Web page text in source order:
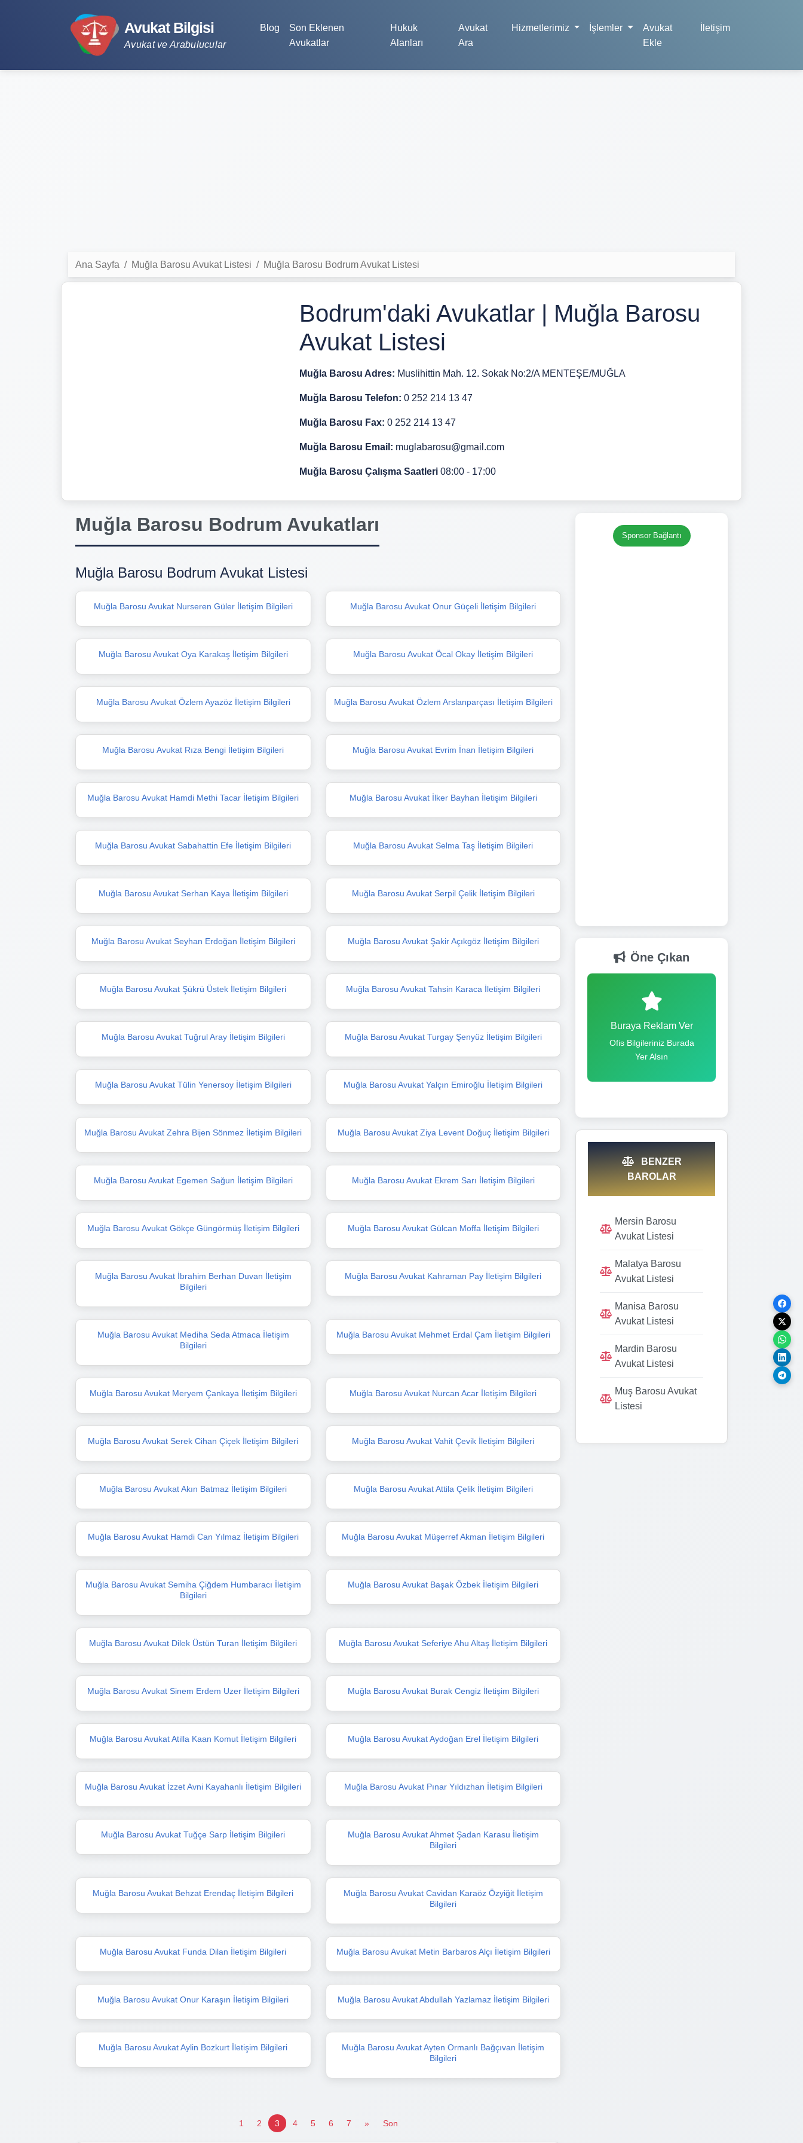
Avukat Bilgisi
Avukat ve Arabulucular
Blog
Son Eklenen
Avukatlar
Hukuk
Alanları
Avukat
Ara
Hizmetlerimiz İşlemler
Avukat
Ekle
İletişim
Ana Sayfa Muğla Barosu Avukat Listesi Muğla Barosu Bodrum Avukat Listesi
Bodrum'daki Avukatlar | Muğla Barosu
Avukat Listesi
Muğla Barosu Adres: Muslihittin Mah. 12. Sokak No:2/A MENTEŞE/MUĞLA
Muğla Barosu Telefon: 0 252 214 13 47
Muğla Barosu Fax: 0 252 214 13 47
Muğla Barosu Email: muglabarosu@gmail.com
Muğla Barosu Çalışma Saatleri 08:00 - 17:00
Muğla Barosu Bodrum Avukatları
Muğla Barosu Bodrum Avukat Listesi
Muğla Barosu Avukat Nurseren Güler İletişim Bilgileri Muğla Barosu Avukat Onur Güçeli İletişim Bilgileri
Muğla Barosu Avukat Oya Karakaş İletişim Bilgileri Muğla Barosu Avukat Öcal Okay İletişim Bilgileri
Muğla Barosu Avukat Özlem Ayazöz İletişim Bilgileri Muğla Barosu Avukat Özlem Arslanparçası İletişim Bilgileri
Muğla Barosu Avukat Rıza Bengi İletişim Bilgileri Muğla Barosu Avukat Evrim İnan İletişim Bilgileri
Muğla Barosu Avukat Hamdi Methi Tacar İletişim Bilgileri Muğla Barosu Avukat İlker Bayhan İletişim Bilgileri
Muğla Barosu Avukat Sabahattin Efe İletişim Bilgileri Muğla Barosu Avukat Selma Taş İletişim Bilgileri
Muğla Barosu Avukat Serhan Kaya İletişim Bilgileri Muğla Barosu Avukat Serpil Çelik İletişim Bilgileri
Muğla Barosu Avukat Seyhan Erdoğan İletişim Bilgileri Muğla Barosu Avukat Şakir Açıkgöz İletişim Bilgileri
Muğla Barosu Avukat Şükrü Üstek İletişim Bilgileri Muğla Barosu Avukat Tahsin Karaca İletişim Bilgileri
Muğla Barosu Avukat Tuğrul Aray İletişim Bilgileri Muğla Barosu Avukat Turgay Şenyüz İletişim Bilgileri
Muğla Barosu Avukat Tülin Yenersoy İletişim Bilgileri Muğla Barosu Avukat Yalçın Emiroğlu İletişim Bilgileri
Muğla Barosu Avukat Zehra Bijen Sönmez İletişim Bilgileri Muğla Barosu Avukat Ziya Levent Doğuç İletişim Bilgileri
Muğla Barosu Avukat Egemen Sağun İletişim Bilgileri Muğla Barosu Avukat Ekrem Sarı İletişim Bilgileri
Muğla Barosu Avukat Gökçe Güngörmüş İletişim Bilgileri Muğla Barosu Avukat Gülcan Moffa İletişim Bilgileri
Muğla Barosu Avukat İbrahim Berhan Duvan İletişim
Bilgileri
Muğla Barosu Avukat Kahraman Pay İletişim Bilgileri
Muğla Barosu Avukat Mediha Seda Atmaca İletişim
Bilgileri
Muğla Barosu Avukat Mehmet Erdal Çam İletişim Bilgileri
Muğla Barosu Avukat Meryem Çankaya İletişim Bilgileri Muğla Barosu Avukat Nurcan Acar İletişim Bilgileri
Muğla Barosu Avukat Serek Cihan Çiçek İletişim Bilgileri Muğla Barosu Avukat Vahit Çevik İletişim Bilgileri
Muğla Barosu Avukat Akın Batmaz İletişim Bilgileri Muğla Barosu Avukat Attila Çelik İletişim Bilgileri
Muğla Barosu Avukat Hamdi Can Yılmaz İletişim Bilgileri Muğla Barosu Avukat Müşerref Akman İletişim Bilgileri
Muğla Barosu Avukat Semiha Çiğdem Humbaracı İletişim
Bilgileri
Muğla Barosu Avukat Başak Özbek İletişim Bilgileri
Muğla Barosu Avukat Dilek Üstün Turan İletişim Bilgileri Muğla Barosu Avukat Seferiye Ahu Altaş İletişim Bilgileri
Muğla Barosu Avukat Sinem Erdem Uzer İletişim Bilgileri Muğla Barosu Avukat Burak Cengiz İletişim Bilgileri
Muğla Barosu Avukat Atilla Kaan Komut İletişim Bilgileri Muğla Barosu Avukat Aydoğan Erel İletişim Bilgileri
Muğla Barosu Avukat İzzet Avni Kayahanlı İletişim Bilgileri Muğla Barosu Avukat Pınar Yıldızhan İletişim Bilgileri
Muğla Barosu Avukat Tuğçe Sarp İletişim Bilgileri
Muğla Barosu Avukat Ahmet Şadan Karasu İletişim
Bilgileri
Muğla Barosu Avukat Behzat Erendaç İletişim Bilgileri
Muğla Barosu Avukat Cavidan Karaöz Özyiğit İletişim
Bilgileri
Muğla Barosu Avukat Funda Dilan İletişim Bilgileri Muğla Barosu Avukat Metin Barbaros Alçı İletişim Bilgileri
Muğla Barosu Avukat Onur Karaşın İletişim Bilgileri Muğla Barosu Avukat Abdullah Yazlamaz İletişim Bilgileri
Muğla Barosu Avukat Aylin Bozkurt İletişim Bilgileri
Muğla Barosu Avukat Ayten Ormanlı Bağçıvan İletişim
Bilgileri
1 2 3 4 5 6 7 » Son
Sponsor Bağlantı
Öne Çıkan
Buraya Reklam Ver
Ofis Bilgileriniz Burada
Yer Alsın
BENZER
BAROLAR
Mersin Barosu
Avukat Listesi
Malatya Barosu
Avukat Listesi
Manisa Barosu
Avukat Listesi
Mardin Barosu
Avukat Listesi
Muş Barosu Avukat
Listesi